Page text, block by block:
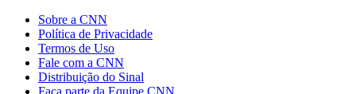
Sobre a CNN
Política de Privacidade
Termos de Uso
Fale com a CNN
Distribuição do Sinal
Faça parte da Equipe CNN